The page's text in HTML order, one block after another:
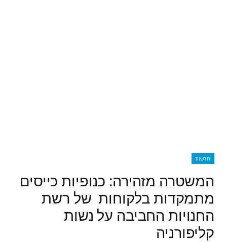
חדשות
המשטרה מזהירה: כנופיות כייסים
מתמקדות בלקוחות של רשת
החנויות החביבה על נשות
קליפורניה